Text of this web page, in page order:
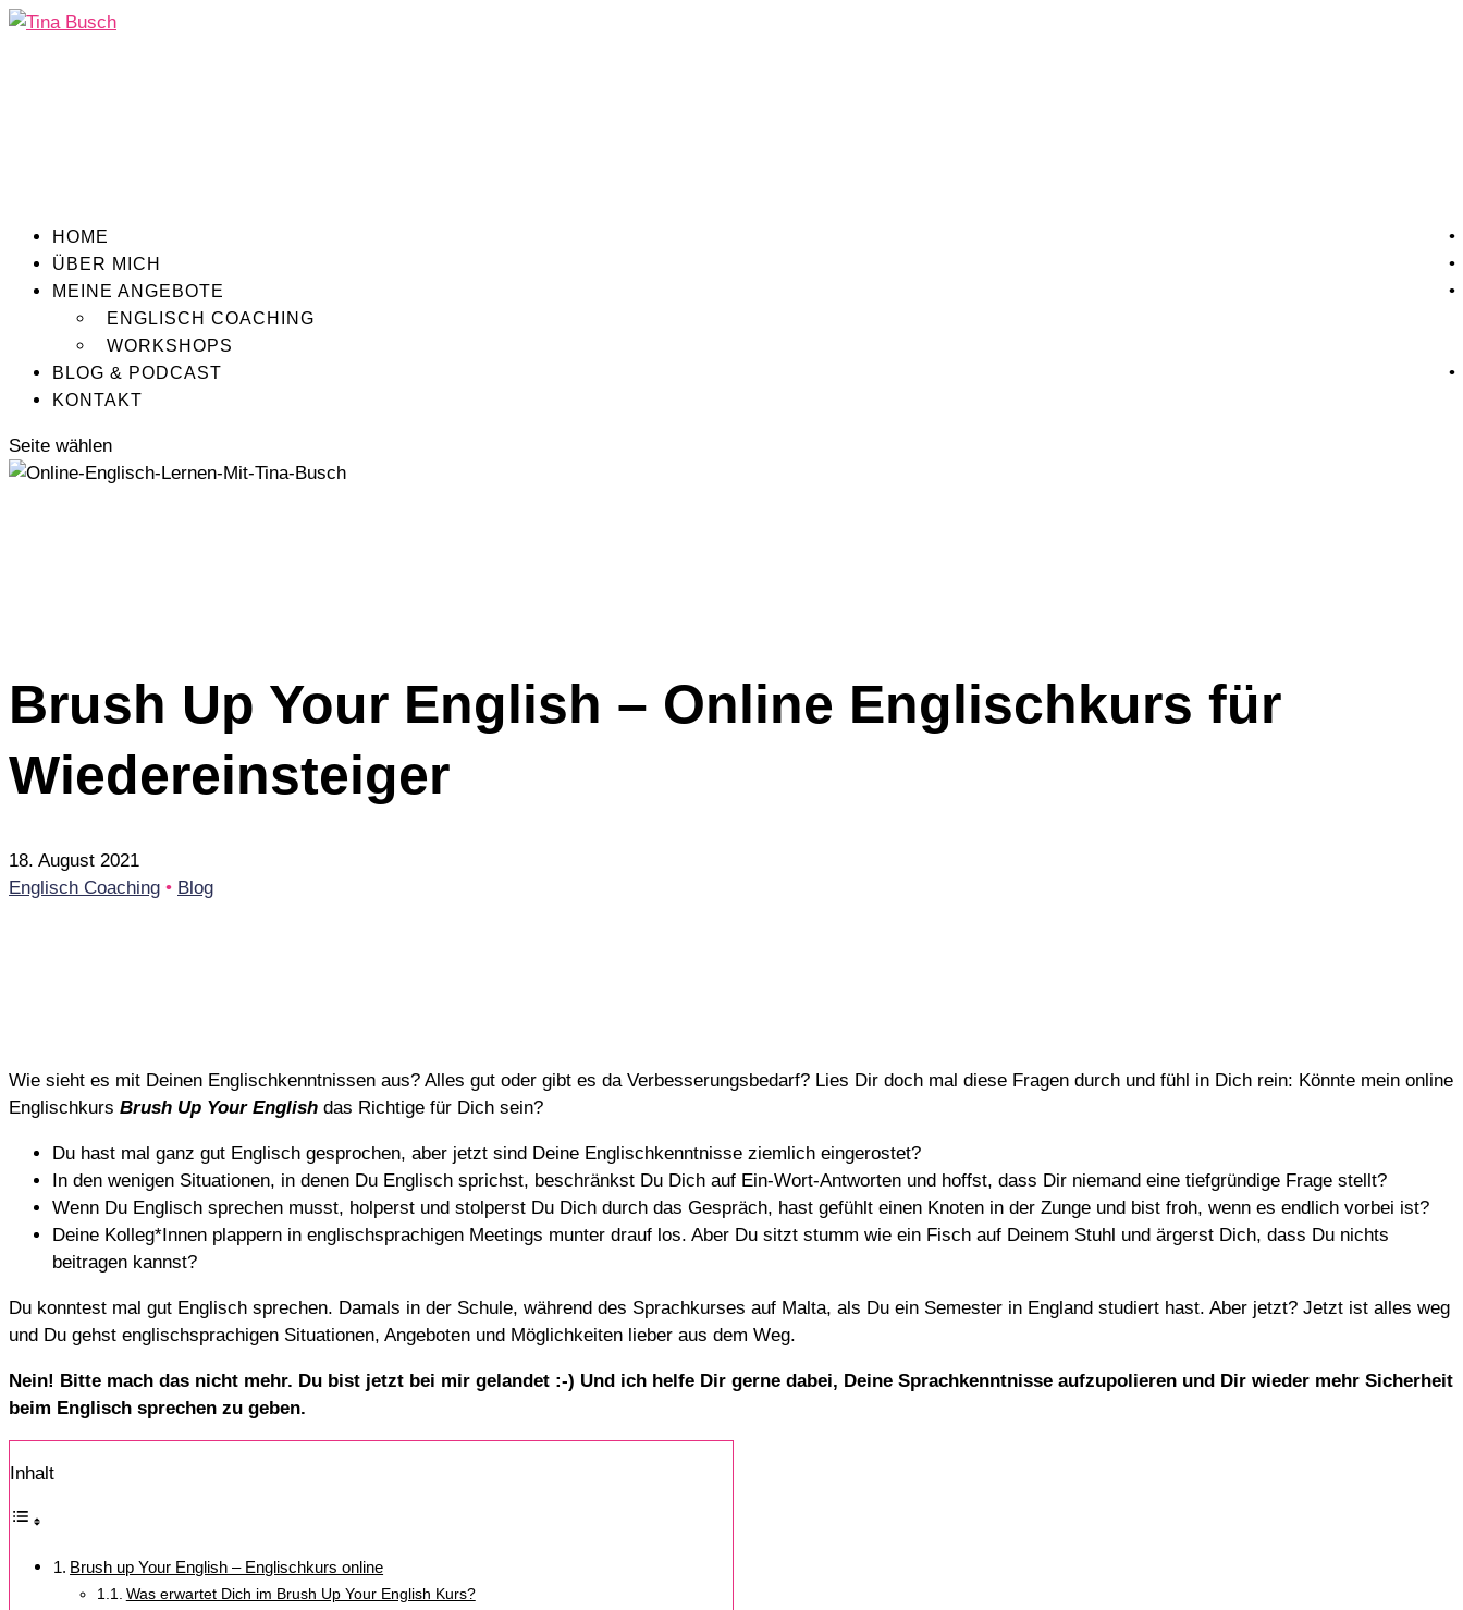
HOME
ÜBER MICH
MEINE ANGEBOTE
ENGLISCH COACHING
WORKSHOPS
BLOG & PODCAST
KONTAKT
Seite wählen
Brush Up Your English – Online Englischkurs für
Wiedereinsteiger
18. August 2021
Englisch Coaching • Blog
Wie sieht es mit Deinen Englischkenntnissen aus? Alles gut oder gibt es da Verbesserungsbedarf? Lies Dir doch mal diese Fragen durch und fühl in Dich rein: Könnte mein online
Englischkurs Brush Up Your English das Richtige für Dich sein?
Du hast mal ganz gut Englisch gesprochen, aber jetzt sind Deine Englischkenntnisse ziemlich eingerostet?
In den wenigen Situationen, in denen Du Englisch sprichst, beschränkst Du Dich auf Ein-Wort-Antworten und hoffst, dass Dir niemand eine tiefgründige Frage stellt?
Wenn Du Englisch sprechen musst, holperst und stolperst Du Dich durch das Gespräch, hast gefühlt einen Knoten in der Zunge und bist froh, wenn es endlich vorbei ist?
Deine Kolleg*Innen plappern in englischsprachigen Meetings munter drauf los. Aber Du sitzt stumm wie ein Fisch auf Deinem Stuhl und ärgerst Dich, dass Du nichts
beitragen kannst?
Du konntest mal gut Englisch sprechen. Damals in der Schule, während des Sprachkurses auf Malta, als Du ein Semester in England studiert hast. Aber jetzt? Jetzt ist alles weg
und Du gehst englischsprachigen Situationen, Angeboten und Möglichkeiten lieber aus dem Weg.
Nein! Bitte mach das nicht mehr. Du bist jetzt bei mir gelandet :-) Und ich helfe Dir gerne dabei, Deine Sprachkenntnisse aufzupolieren und Dir wieder mehr Sicherheit
beim Englisch sprechen zu geben.
Inhalt
Brush up Your English – Englischkurs online
Was erwartet Dich im Brush Up Your English Kurs?